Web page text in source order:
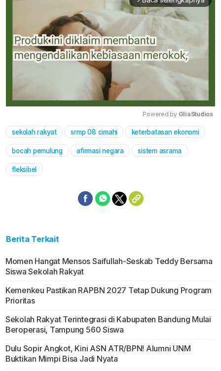
Mute
Powered by GliaStudios
sekolah rakyat srmp 08 cimahi keterbatasan ekonomi
bocah pemulung afirmasi negara sistem asrama
fleksibel
Berita Terkait
Momen Hangat Mensos Saifullah-Seskab Teddy Bersama
Siswa Sekolah Rakyat
Kemenkeu Pastikan RAPBN 2027 Tetap Dukung Program
Prioritas
Sekolah Rakyat Terintegrasi di Kabupaten Bandung Mulai
Beroperasi, Tampung 560 Siswa
Dulu Sopir Angkot, Kini ASN ATR/BPN! Alumni UNM
Buktikan Mimpi Bisa Jadi Nyata